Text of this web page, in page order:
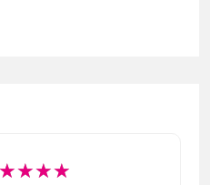
☆☆☆☆
★★★★